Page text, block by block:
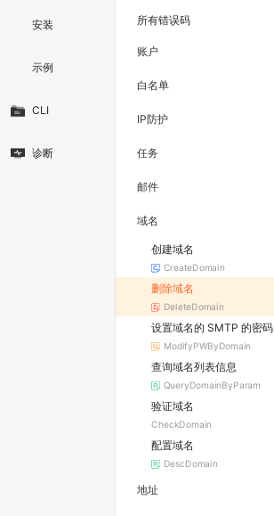
安装
示例
CLI
诊断
所有错误码
账户
白名单
IP防护
任务
邮件
域名
创建域名
CreateDomain
删除域名
DeleteDomain
设置域名的 SMTP 的密码
ModifyPWByDomain
查询域名列表信息
QueryDomainByParam
验证域名
CheckDomain
配置域名
DescDomain
地址